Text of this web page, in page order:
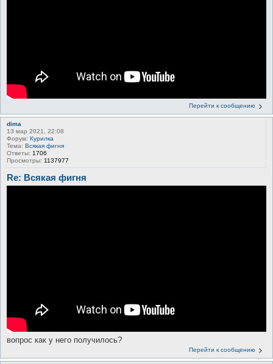
Перейти к сообщению
dima
13 мар 2021, 22:08
Форум: Курилка
Тема: Всякая фигня
Ответы: 1706
Просмотры: 1137977
Re: Всякая фигня
вопрос как у него получилось?
Перейти к сообщению